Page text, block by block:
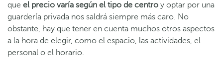
que el precio varía según el tipo de centro y optar por una
guardería privada nos saldrá siempre más caro. No
obstante, hay que tener en cuenta muchos otros aspectos
a la hora de elegir, como el espacio, las actividades, el
personal o el horario.